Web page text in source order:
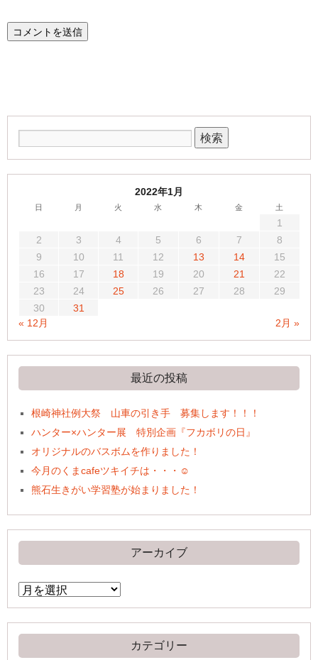
2022年1月
日 月 火 水 木 金 土
1
2
3 4 5 6 7
8
9
10 11 12 13 14
15
16
17 18 19 20 21
22
23
24 25 26 27 28
29
30
31
« 12月
2月 »
最近の投稿
根崎神社例大祭 山車の引き手 募集します！！！
ハンター×ハンター展 特別企画『フカボリの日』
オリジナルのバスボムを作りました！
今月のくまcafeツキイチは・・・☺
熊石生きがい学習塾が始まりました！
アーカイブ
ア
ー
イ
ブ
カテゴリー